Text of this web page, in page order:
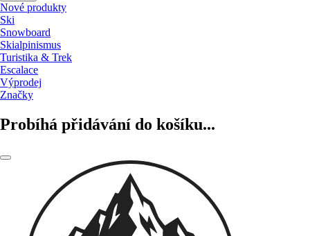
Nové produkty
Ski
Snowboard
Skialpinismus
Turistika & Trek
Escalace
Výprodej
Značky
Probíhá přidávání do košíku...